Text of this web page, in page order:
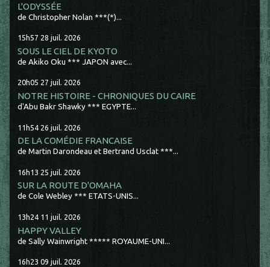
L'ODYSSÉE
de Christopher Nolan ***(*)...
15h57 28 juil. 2026
SOUS LE CIEL DE KYOTO
de Akiko Oku *** JAPON avec...
20h05 27 juil. 2026
NOTRE HISTOIRE - CHRONIQUES DU CAIRE
d'Abu Bakr Shawky *** EGYPTE...
11h54 26 juil. 2026
DE LA COMÉDIE FRANCAISE
de Martin Darondeau et Bertrand Usclat ***...
16h13 25 juil. 2026
SUR LA ROUTE D'OMAHA
de Cole Webley *** ETATS-UNIS...
13h24 11 juil. 2026
HAPPY VALLEY
de Sally Wainwright ***** ROYAUME-UNI...
16h23 09 juil. 2026